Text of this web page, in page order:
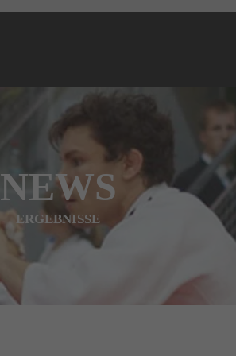
NEWS
ERGEBNISSE